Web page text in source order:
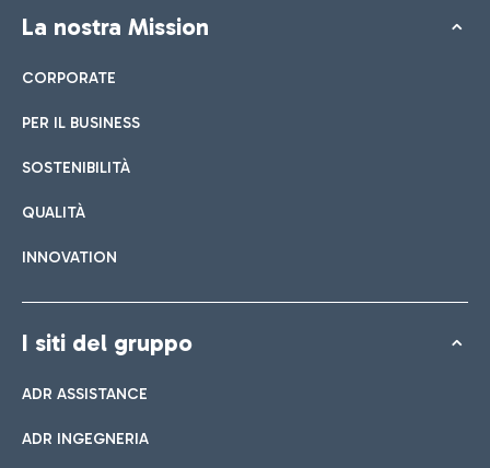
La nostra Mission
CORPORATE
PER IL BUSINESS
SOSTENIBILITÀ
QUALITÀ
INNOVATION
I siti del gruppo
ADR ASSISTANCE
ADR INGEGNERIA